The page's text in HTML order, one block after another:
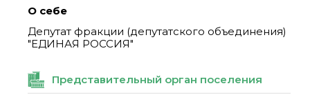
О себе
Депутат фракции (депутатского объединения)
"ЕДИНАЯ РОССИЯ"
Представительный орган поселения